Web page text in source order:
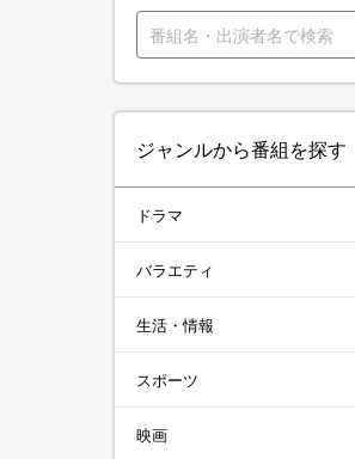
ジャンルから番組を探す
ドラマ
バラエティ
生活・情報
スポーツ
映画